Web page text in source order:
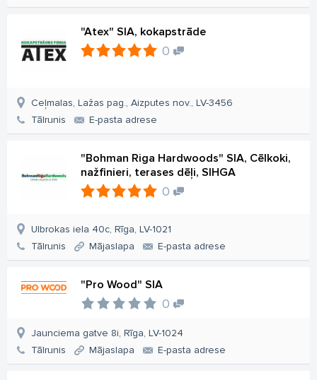
"Atex" SIA, kokapstrāde
0
Ceļmalas, Lažas pag., Aizputes nov., LV-3456
Tālrunis
E-pasta adrese
"Bohman Riga Hardwoods" SIA, Cēlkoki,
nažfinieri, terases dēļi, SIHGA
0
Ulbrokas iela 40c, Rīga, LV-1021
Tālrunis
Mājaslapa E-pasta adrese
"Pro Wood" SIA
0
Jaunciema gatve 8i, Rīga, LV-1024
Tālrunis
Mājaslapa E-pasta adrese